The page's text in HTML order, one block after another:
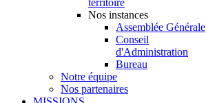
territoire
Nos instances
Assemblée Générale
Conseil
d'Administration
Bureau
Notre équipe
Nos partenaires